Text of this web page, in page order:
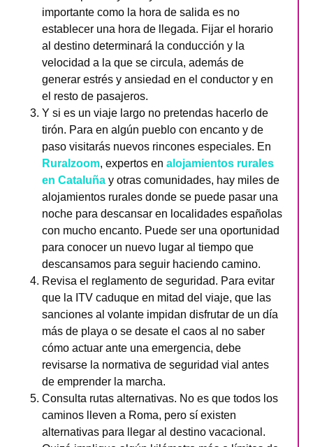
importante como la hora de salida es no
establecer una hora de llegada. Fijar el horario
al destino determinará la conducción y la
velocidad a la que se circula, además de
generar estrés y ansiedad en el conductor y en
el resto de pasajeros.
Y si es un viaje largo no pretendas hacerlo de
tirón. Para en algún pueblo con encanto y de
paso visitarás nuevos rincones especiales. En
Ruralzoom, expertos en alojamientos rurales
en Cataluña y otras comunidades, hay miles de
alojamientos rurales donde se puede pasar una
noche para descansar en localidades españolas
con mucho encanto. Puede ser una oportunidad
para conocer un nuevo lugar al tiempo que
descansamos para seguir haciendo camino.
Revisa el reglamento de seguridad. Para evitar
que la ITV caduque en mitad del viaje, que las
sanciones al volante impidan disfrutar de un día
más de playa o se desate el caos al no saber
cómo actuar ante una emergencia, debe
revisarse la normativa de seguridad vial antes
de emprender la marcha.
Consulta rutas alternativas. No es que todos los
caminos lleven a Roma, pero sí existen
alternativas para llegar al destino vacacional.